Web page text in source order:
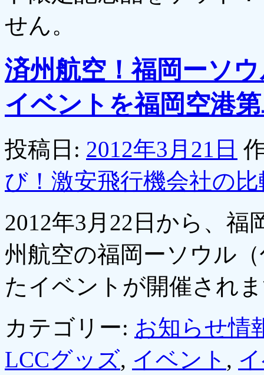
せん。
済州航空！福岡ーソ
イベントを福岡空港
投稿日: 2012年3月21日
び！激安飛行機会社の
2012年3月22日から、
州航空の福岡ーソウル
たイベントが開催され
カテゴリー: お知らせ情
LCCグッズ, イベント ,